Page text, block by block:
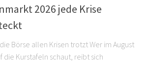
2026 jede Krise
Börse allen Krisen trotzt Wer im August
die Kurstafeln schaut, reibt sich